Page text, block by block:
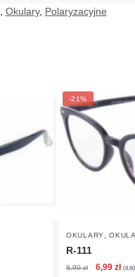
Okulary, Polaryzacyjne
-21%
OKULARY ,
R-111
8,90zł
Pierwotna
6,99 zł (